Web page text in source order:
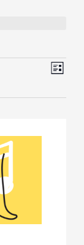
Lista